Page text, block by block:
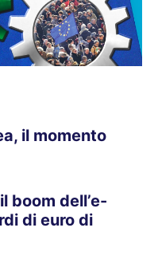
il momento
boom dell’e-
di euro di